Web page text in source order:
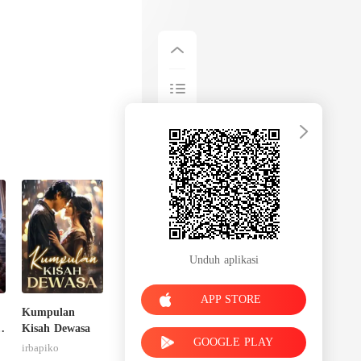
Kumpulan
Kisah Dewasa
irbapiko
Unduh aplikasi
APP STORE
GOOGLE PLAY